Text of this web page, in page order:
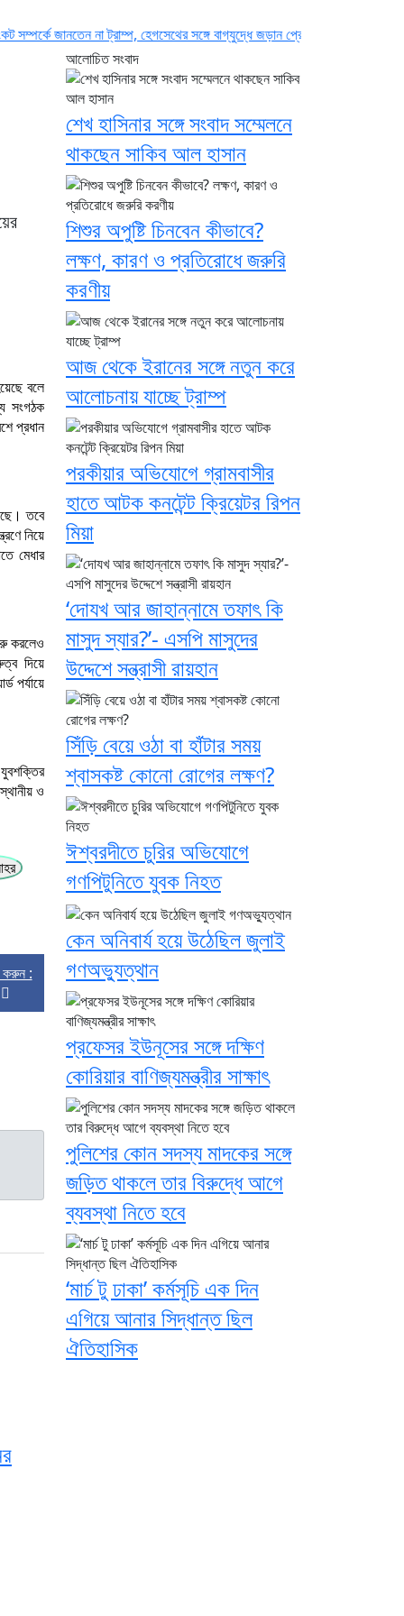
না ট্রাম্প, হেগসেথের সঙ্গে বাগ্‌যুদ্ধে জড়ান প্রেসিডেন্ট নদীদূষণ রোধে সমন্বিত
বলে
সংগঠক
প্রধান
তবে
নিয়ে
মেধার
করলেও
দিয়ে
পর্যায়ে
ও
করুন :
আলোচিত সংবাদ
শেখ হাসিনার সঙ্গে সংবাদ সম্মেলনে
থাকছেন সাকিব আল হাসান
শিশুর অপুষ্টি চিনবেন কীভাবে?
লক্ষণ, কারণ ও প্রতিরোধে জরুরি
করণীয়
আজ থেকে ইরানের সঙ্গে নতুন করে
আলোচনায় যাচ্ছে ট্রাম্প
পরকীয়ার অভিযোগে গ্রামবাসীর
হাতে আটক কনটেন্ট ক্রিয়েটর রিপন
মিয়া
‘দোযখ আর জাহান্নামে তফাৎ কি
মাসুদ স্যার?’- এসপি মাসুদের
উদ্দেশে সন্ত্রাসী রায়হান
সিঁড়ি বেয়ে ওঠা বা হাঁটার সময়
শ্বাসকষ্ট কোনো রোগের লক্ষণ?
ঈশ্বরদীতে চুরির অভিযোগে
গণপিটুনিতে যুবক নিহত
কেন অনিবার্য হয়ে উঠেছিল জুলাই
গণঅভ্যুত্থান
প্রফেসর ইউনূসের সঙ্গে দক্ষিণ
কোরিয়ার বাণিজ্যমন্ত্রীর সাক্ষাৎ
পুলিশের কোন সদস্য মাদকের সঙ্গে
জড়িত থাকলে তার বিরুদ্ধে আগে
ব্যবস্থা নিতে হবে
‘মার্চ টু ঢাকা’ কর্মসূচি এক দিন
এগিয়ে আনার সিদ্ধান্ত ছিল
ঐতিহাসিক